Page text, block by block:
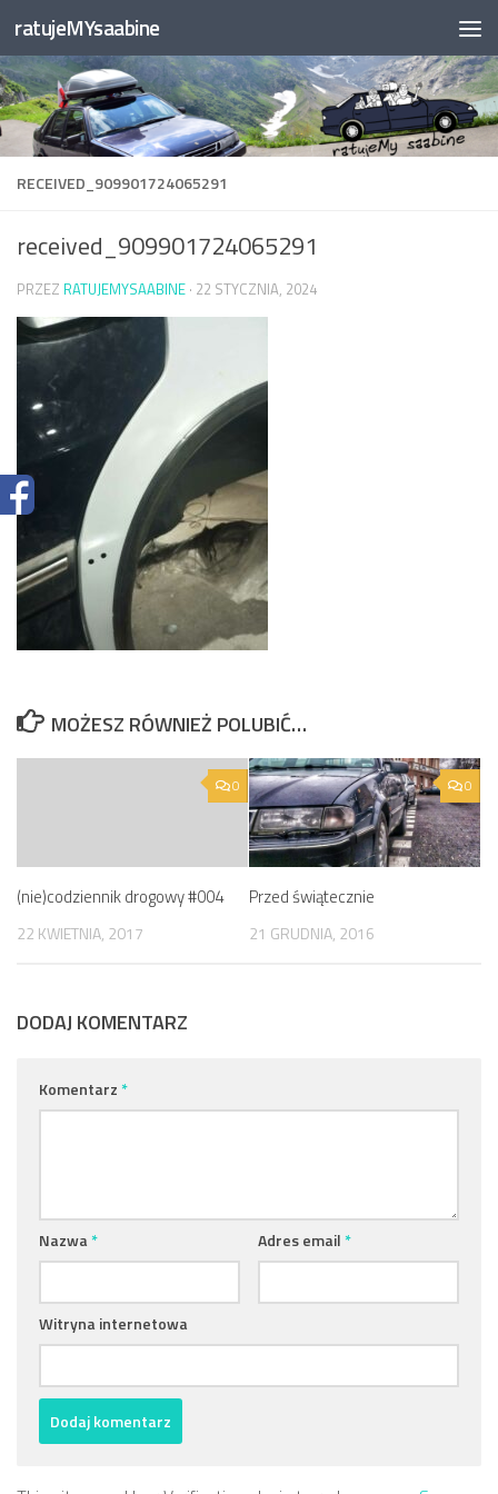
Przejdź do treści
ratujeMYsaabine
RECEIVED_909901724065291
received_909901724065291
PRZEZ RATUJEMYSAABINE · 22 STYCZNIA, 2024
MOŻESZ RÓWNIEŻ POLUBIĆ…
0
(nie)codziennik drogowy #004
22 KWIETNIA, 2017
0
Przed świątecznie
21 GRUDNIA, 2016
DODAJ KOMENTARZ
Komentarz*
Nazwa* Adres email*
Witryna internetowa